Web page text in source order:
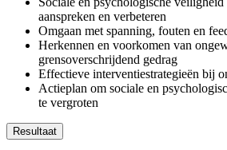
aanspreken en verbeteren
Omgaan met spanning, fouten en
Herkennen en voorkomen van
grensoverschrijdend gedrag
Effectieve interventiestrategieën bij
Actieplan om sociale en
te vergroten
Resultaat